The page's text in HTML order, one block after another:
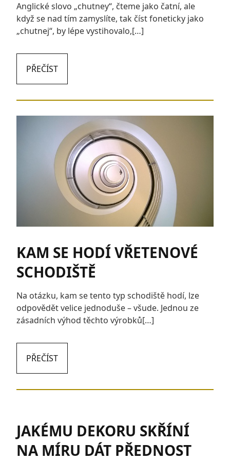
Anglické slovo „chutney“, čteme jako čatní, ale
když se nad tím zamyslíte, tak číst foneticky jako
„chutnej“, by lépe vystihovalo,[…]
PŘEČÍST
KAM SE HODÍ VŘETENOVÉ
SCHODIŠTĚ
Na otázku, kam se tento typ schodiště hodí, lze
odpovědět velice jednoduše – všude. Jednou ze
zásadních výhod těchto výrobků[…]
PŘEČÍST
JAKÉMU DEKORU SKŘÍNÍ
NA MÍRU DÁT PŘEDNOST